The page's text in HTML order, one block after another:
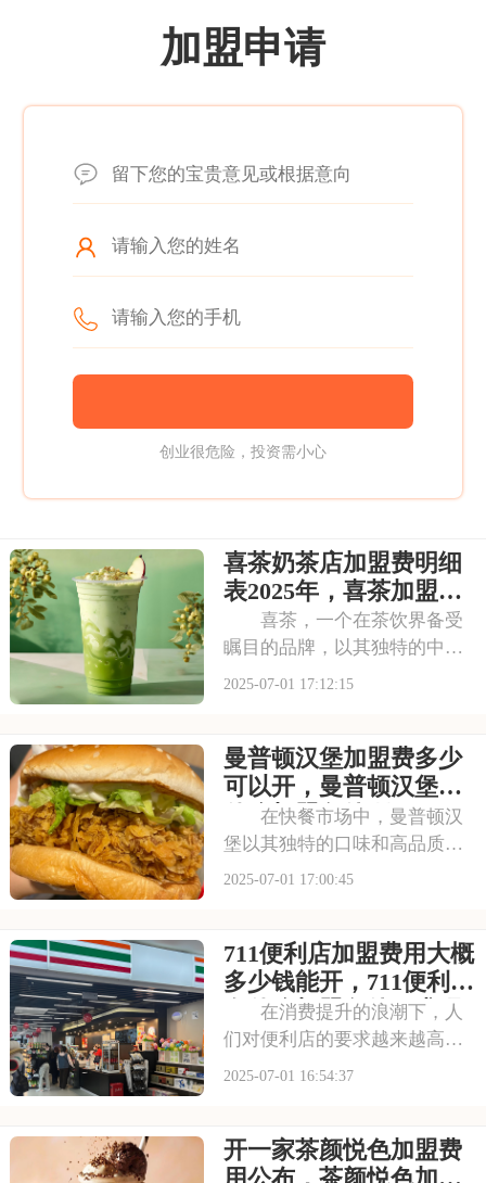
加盟申请
创业很危险，投资需小心
喜茶奶茶店加盟费明细
表2025年，喜茶加盟条
件是怎样的呢
喜茶，一个在茶饮界备受
瞩目的品牌，以其独特的中式
茶饮风格和深厚的文化底蕴，
格和温馨的氛围让人仿佛穿越
时空，感受到浓厚的茶文化。
每一款茶饮都选用上
2025-07-01 17:12:15
曼普顿汉堡加盟费多少
可以开，曼普顿汉堡有
什么加盟条件呀
在快餐市场中，曼普顿汉
堡以其独特的口味和高品质的
产品脱颖而出，成为众多消费
鼻而来，让人垂涎欲滴。每一
款汉堡都选用上等的食材，搭
配新鲜的蔬菜和秘制
2025-07-01 17:00:45
711便利店加盟费用大概
多少钱能开，711便利店
有什么加盟条件要求吗
在消费提升的浪潮下，人
们对便利店的要求越来越高，
不仅追求商品的丰富性，更注
泛的门店网络和丰富的商品种
类，赢得了市场的认可。每一
2025-07-01 16:54:37
开一家茶颜悦色加盟费